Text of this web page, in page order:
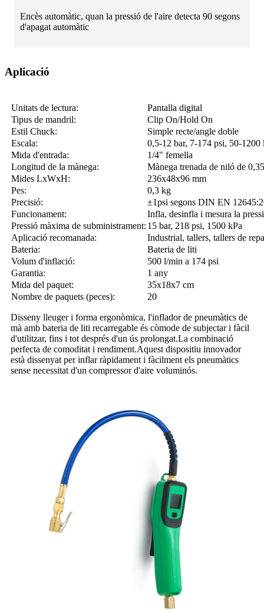
Encès automàtic, quan la pressió de l'aire detecta 90 segons
d'apagat automàtic
Aplicació
Unitats de lectura:
Pantalla digital
Tipus de mandril:
Clip On/Hold On
Estil Chuck:
Simple recte/angle doble
Escala:
0,5-12 bar, 7-174 psi, 50-
Mida d'entrada:
1/4" femella
Longitud de la mànega:
Mànega trenada de niló de
Mides LxWxH:
236x48x96 mm
Pes:
0,3 kg
Precisió:
±1psi segons DIN EN
Funcionament:
Infla, desinfla i mesura la
Pressió màxima de subministrament: 15 bar, 218 psi, 1500 kPa
Aplicació recomanada:
Industrial, tallers, tallers de
Bateria:
Bateria de liti
Volum d'inflació:
500 l/min a 174 psi
Garantia:
1 any
Mida del paquet:
35x18x7 cm
Nombre de paquets (peces):
20
Disseny lleuger i forma ergonòmica, l'inflador de pneumàtics de
mà amb bateria de liti recarregable és còmode de subjectar i fàcil
d'utilitzar, fins i tot després d'un ús prolongat.La combinació
perfecta de comoditat i rendiment.Aquest dispositiu innovador
està dissenyat per inflar ràpidament i fàcilment els pneumàtics
sense necessitat d'un compressor d'aire voluminós.